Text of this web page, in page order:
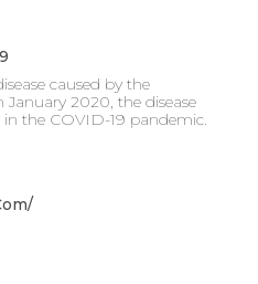
caused by the
January 2020, the disease
the COVID-19 pandemic.